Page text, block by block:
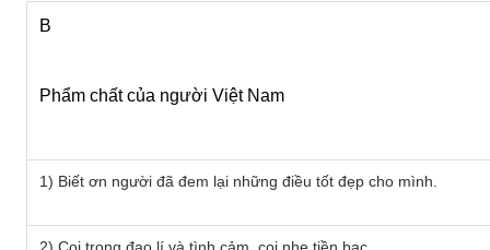
B
Phẩm chất của người Việt Nam
1) Biết ơn người đã đem lại những điều tốt đẹp cho mình.